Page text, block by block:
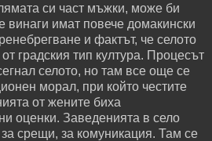
си част мъжки, може би
винаги имат повече домакински
и фактът, че селото
градския тип култура. Процесът
селото, но там все още се
морал, при който честите
от жените биха
оценки. Заведенията в село
срещи, за комуникация. Там се